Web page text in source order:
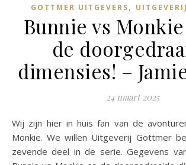
GOTTMER UITGEVERS,
Bunnie vs
de
dimensies! –
24 maart 2025
Wij zijn hier in huis fan van de avonturen van Bunnie en
Monkie. We willen Uitgeverij Gottmer
zevende deel in de serie. Gegevens